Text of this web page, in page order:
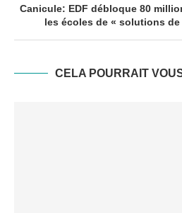
Canicule: EDF débloque 80
les écoles de « solutions
CELA POURRAIT